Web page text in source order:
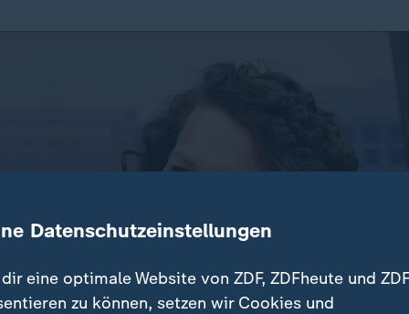
Datenschutzeinstellungen
eine optimale Website von ZDF, ZDFheute und
zu können, setzen wir Cookies und